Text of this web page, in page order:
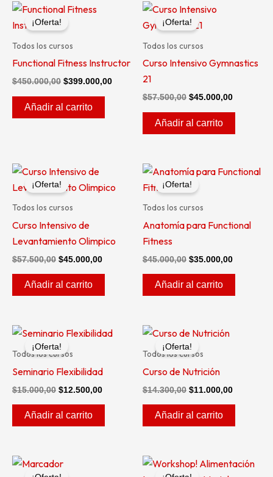
¡Oferta!
Todos los cursos
Functional Fitness Instructor
$450.000,00
El
original
$450.000,00.
$399.000,00
$399.000,00.
Añadir al carrito
¡Oferta!
Todos los cursos
Curso Intensivo Gymnastics
21
$57.500,00
El
precio
original
$57.500,00.
$45.000,00
Añadir al carrito
¡Oferta!
Todos los cursos
Curso Intensivo de
Levantamiento Olimpico
$57.500,00
El
precio
original
$57.500,00.
$45.000,00
actual
$45.000,00.
Añadir al carrito
¡Oferta!
Todos los cursos
Anatomía para Functional
Fitness
$45.000,00
El
precio
original
$45.000,00.
$35.000,00
El
Añadir al carrito
¡Oferta!
Todos los cursos
Seminario Flexibilidad
$15.000,00
El
precio
original
$15.000,00.
$12.500,00
El
$12.500,00.
Añadir al carrito
¡Oferta!
Todos los cursos
Curso de Nutrición
$14.300,00
El
precio
original
$14.300,00.
$11.000,00
Añadir al carrito
El
El
precio
El